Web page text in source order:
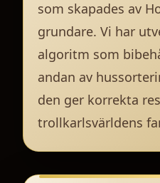
som skapades av
grundare. Vi har
algoritm som
andan av
den ger korrekta
trollkarlsvärldens